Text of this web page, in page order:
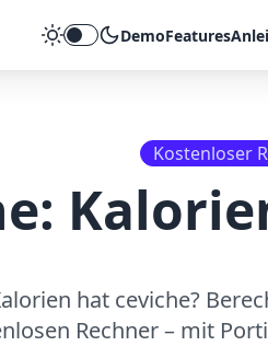
Theme umschalten
DemoFeatures
Kostenloser
:
hat ceviche?
Rechner – mit